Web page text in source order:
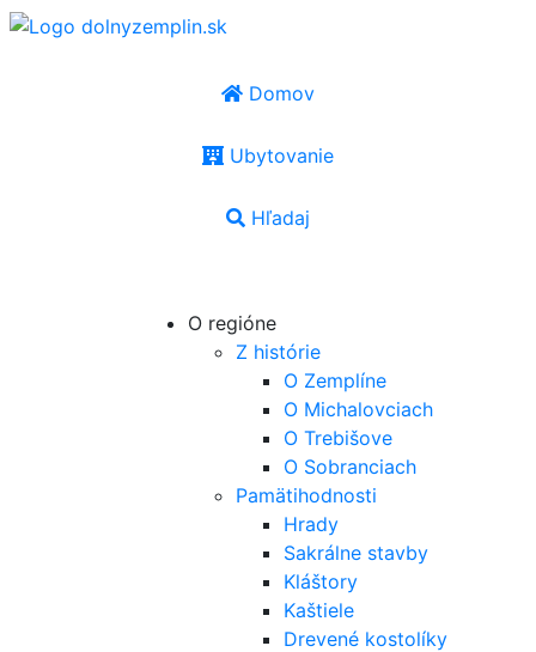
Domov
Ubytovanie
Hľadaj
O regióne
Z histórie
O Zemplíne
O Michalovciach
O Trebišove
O Sobranciach
Pamätihodnosti
Hrady
Sakrálne stavby
Kláštory
Kaštiele
Drevené kostolíky